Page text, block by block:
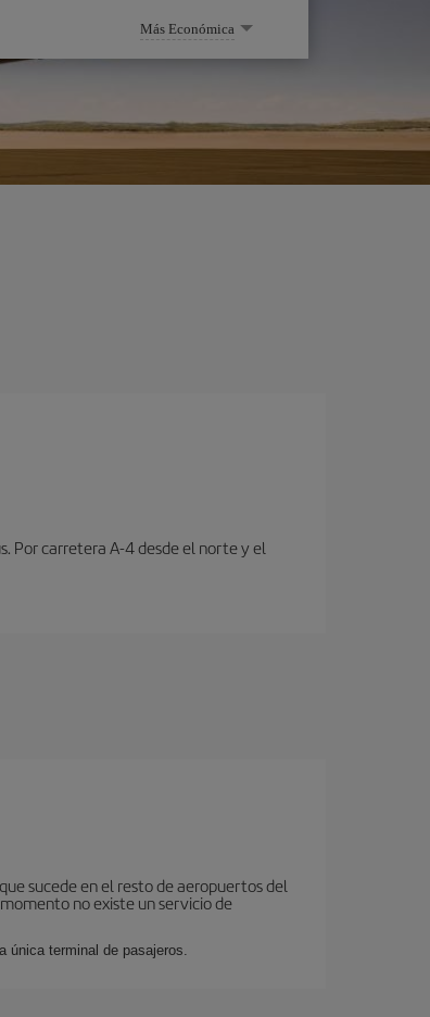
Más Económica
Por carretera A-4 desde el norte y el
sucede en el resto de aeropuertos del
no existe un servicio de
única terminal de pasajeros.